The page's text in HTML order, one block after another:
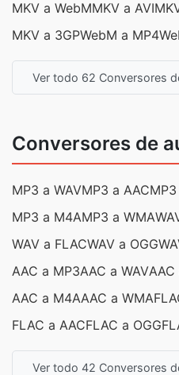
MKV a WebMMKV a AVI
MKV a 3GPWebM a MP4
Ver todo 62 Conversores
Conversores de
MP3 a WAVMP3 a AAC
MP3 a M4AMP3 a WMA
WAV a FLACWAV a OGG
AAC a MP3AAC a WAVAAC
AAC a M4AAAC a WMA
FLAC a AACFLAC a OGG
Ver todo 42 Conversores